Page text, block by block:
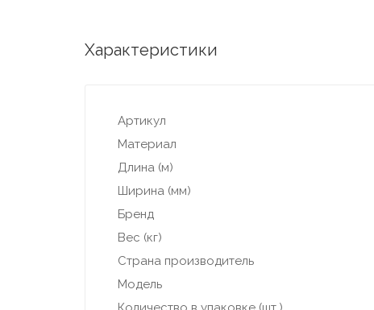
Характеристики
Артикул
Материал
Длина (м)
Ширина (мм)
Бренд
Вес (кг)
Страна производитель
Модель